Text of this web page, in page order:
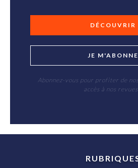
DÉCOUVRIR
JE M'ABONNE
Abonnez-vous pour profiter de
accès à nos